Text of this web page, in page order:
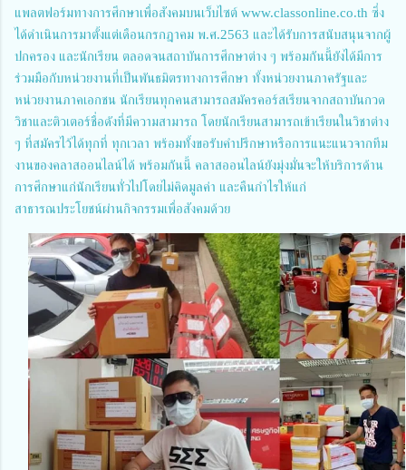
แพลตฟอร์มทางการศึกษาเพื่อสังคมบนเว็บไซต์ www.classonline.co.th ซึ่ง
ได้ดำเนินการมาตั้งแต่เดือนกรกฎาคม พ.ศ.2563 และได้รับการสนับสนุนจากผู้
ปกครอง และนักเรียน ตลอดจนสถาบันการศึกษาต่าง ๆ พร้อมกันนี้ยังได้มีการ
ร่วมมือกับหน่วยงานที่เป็นพันธมิตรทางการศึกษา ทั้งหน่วยงานภาครัฐและ
หน่วยงานภาคเอกชน นักเรียนทุกคนสามารถสมัครคอร์สเรียนจากสถาบันกวด
วิชาและติวเตอร์ชื่อดังที่มีความสามารถ โดยนักเรียนสามารถเข้าเรียนในวิชาต่าง
ๆ ที่สมัครไว้ได้ทุกที่ ทุกเวลา พร้อมทั้งขอรับคำปรึกษาหรือการแนะแนวจากทีม
งานของคลาสออนไลน์ได้ พร้อมกันนี้ คลาสออนไลน์ยังมุ่งมั่นจะให้บริการด้าน
การศึกษาแก่นักเรียนทั่วไปโดยไม่คิดมูลค่า และคืนกำไรให้แก่
สาธารณประโยชน์ผ่านกิจกรรมเพื่อสังคมด้วย